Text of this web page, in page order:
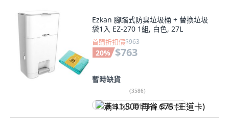
Ezkan 腳踏式防臭垃圾桶 + 替換垃圾
袋1入 EZ-270 1組, 白色, 27L
首購折扣價$963
20% $763
暫時缺貨
(3586)
满 $1,500 再省 $75 (王道卡)